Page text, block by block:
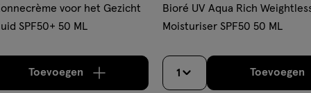
voor het Gezicht
SPF50+ 50 ML
Toevoegenverhoog aantal met één, Limiet bereikt.Je kan
Bioré UV Aqua Rich
Moisturiser SPF50 50 ML
1 Toevoegen